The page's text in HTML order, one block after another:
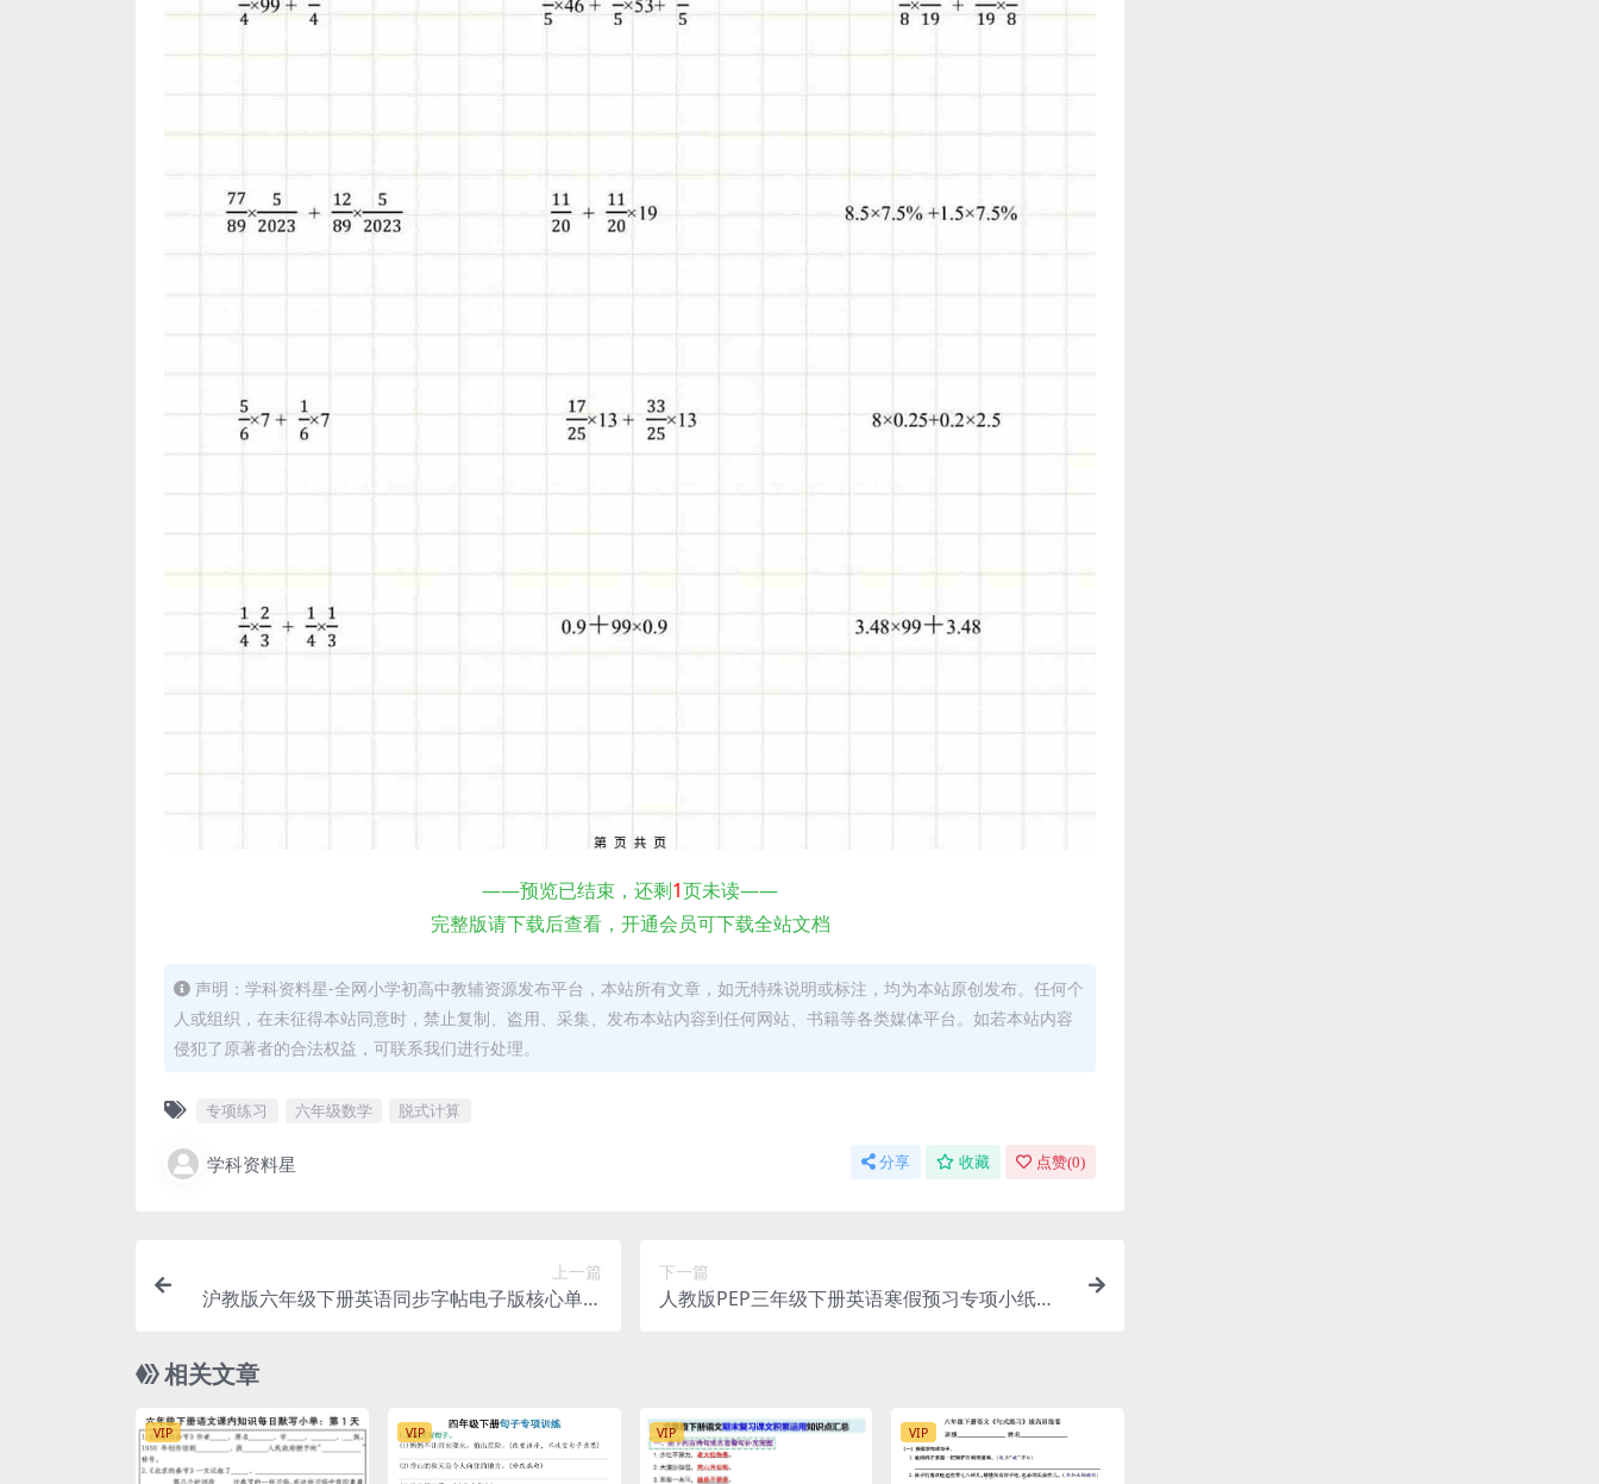
——预览已结束，还剩1页未读——
完整版请下载后查看，开通会员可下载全站文档
声明：学科资料星-全网小学初高中教辅资源发布平台，本站所有文章，如无特殊说明或标注，均为本站原创发布。任何个
人或组织，在未征得本站同意时，禁止复制、盗用、采集、发布本站内容到任何网站、书籍等各类媒体平台。如若本站内容
侵犯了原著者的合法权益，可联系我们进行处理。
专项练习 六年级数学 脱式计算
学科资料星 分享 收藏 点赞(0)
上一篇
沪教版六年级下册英语同步字帖电子版核心单词
下一篇
人教版PEP三年级下册英语寒假预习专项小纸条
相关文章
VIP VIP VIP VIP